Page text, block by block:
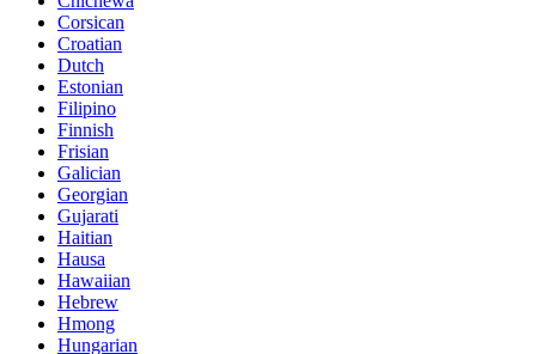
Corsican
Croatian
Dutch
Estonian
Filipino
Finnish
Frisian
Galician
Georgian
Gujarati
Haitian
Hausa
Hawaiian
Hebrew
Hmong
Hungarian